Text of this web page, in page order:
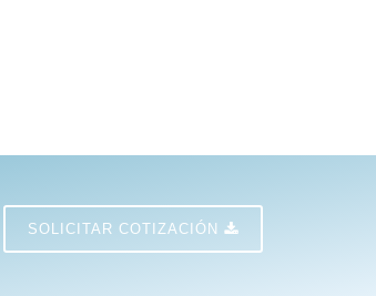
SOLICITAR COTIZACIÓN